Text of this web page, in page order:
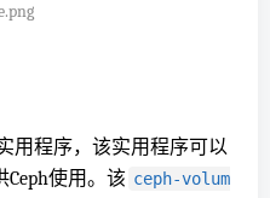
用程序，该实用程序可以
使用。该 ceph-volum